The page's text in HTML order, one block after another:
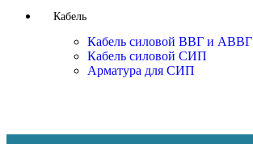
Кабель
Кабель силовой ВВГ и АВВГ
Кабель силовой СИП
Арматура для СИП